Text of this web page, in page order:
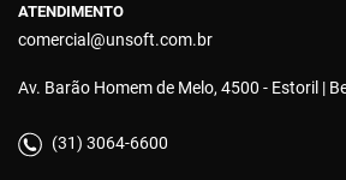
ATENDIMENTO
comercial@unsoft.com.br
Av. Barão Homem de Melo, 4500 - Estoril |
(31) 3064-6600